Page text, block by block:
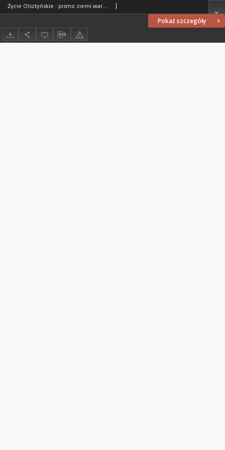
Pokaż szczegóły
Życie Olsztyńskie : pismo ziemi warmińsko-mazurskiej, 1954, nr 205